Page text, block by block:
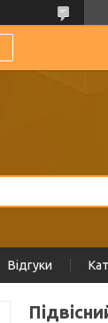
Відгуки